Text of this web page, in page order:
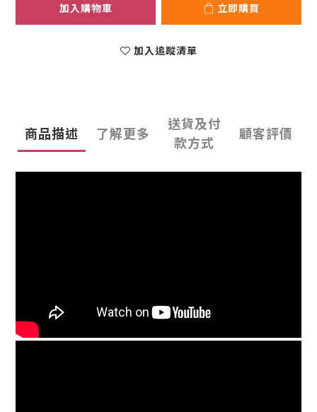
加入購物車 立即購買
加入追蹤清單
商品描述 了解更多
送貨及付
款方式
顧客評價